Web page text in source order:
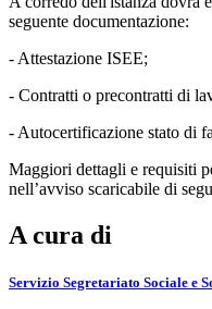
seguente documentazione:
- Attestazione ISEE;
- Contratti o precontratti di
- Autocertificazione stato di
Maggiori dettagli e requisiti
nell’avviso scaricabile di
A cura di
Servizio Segretariato Sociale e